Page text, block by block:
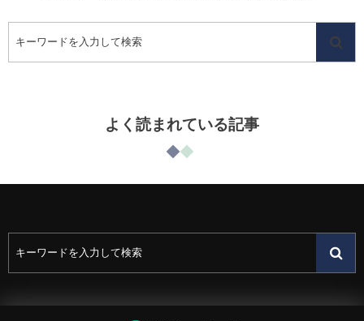
よく読まれている記事